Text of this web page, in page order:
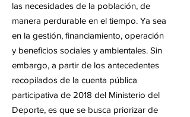
las necesidades de la población, de
manera perdurable en el tiempo. Ya sea
en la gestión, financiamiento, operación
y beneficios sociales y ambientales. Sin
embargo, a partir de los antecedentes
recopilados de la cuenta pública
participativa de 2018 del Ministerio del
Deporte, es que se busca priorizar de